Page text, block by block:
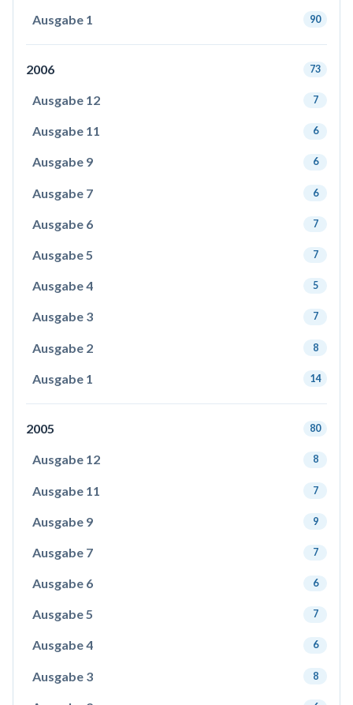
Ausgabe 1 90
2006 73
Ausgabe 12 7
Ausgabe 11 6
Ausgabe 9 6
Ausgabe 7 6
Ausgabe 6 7
Ausgabe 5 7
Ausgabe 4 5
Ausgabe 3 7
Ausgabe 2 8
Ausgabe 1 14
2005 80
Ausgabe 12 8
Ausgabe 11 7
Ausgabe 9 9
Ausgabe 7 7
Ausgabe 6 6
Ausgabe 5 7
Ausgabe 4 6
Ausgabe 3 8